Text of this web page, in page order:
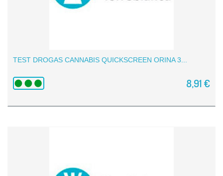
TEST DROGAS CANNABIS QUICKSCREEN ORINA 3...
8,91 €